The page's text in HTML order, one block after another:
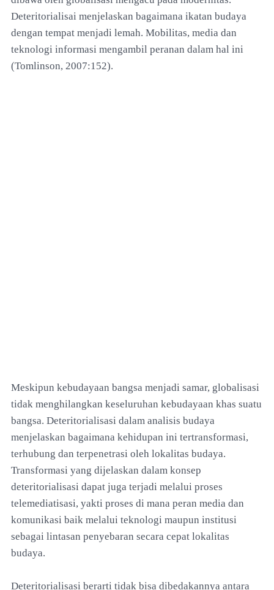
Deteritorialisai menjelaskan bagaimana ikatan budaya
dengan tempat menjadi lemah. Mobilitas, media dan
teknologi informasi mengambil peranan dalam hal ini
(Tomlinson, 2007:152).
Meskipun kebudayaan bangsa menjadi samar, globalisasi
tidak menghilangkan keseluruhan kebudayaan khas suatu
bangsa. Deteritorialisasi dalam analisis budaya
menjelaskan bagaimana kehidupan ini tertransformasi,
terhubung dan terpenetrasi oleh lokalitas budaya.
Transformasi yang dijelaskan dalam konsep
deteritorialisasi dapat juga terjadi melalui proses
telemediatisasi, yakti proses di mana peran media dan
komunikasi baik melalui teknologi maupun institusi
sebagai lintasan penyebaran secara cepat lokalitas
budaya.
Deteritorialisasi berarti tidak bisa dibedakannya antara